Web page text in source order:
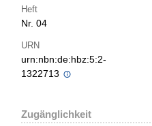
Heft
Nr. 04
URN
urn:nbn:de:hbz:5:2-
1322713
Zugänglichkeit